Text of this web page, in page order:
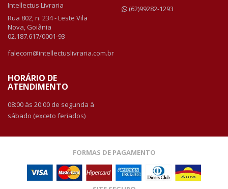
Intellectus Livraria
Rua 802, n. 234 - Leste Vila
Nova, Goiânia
02.187.617/0001-93
falecom@intellectuslivraria.com.br
HORÁRIO DE
ATENDIMENTO
08:00 às 20:00 de segunda à
sábado (exceto feriados)
(62)99282-1293
FORMAS DE PAGAMENTO